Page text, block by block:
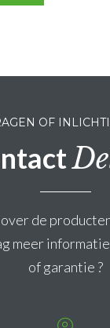
OF
de
meer
of garantie ?